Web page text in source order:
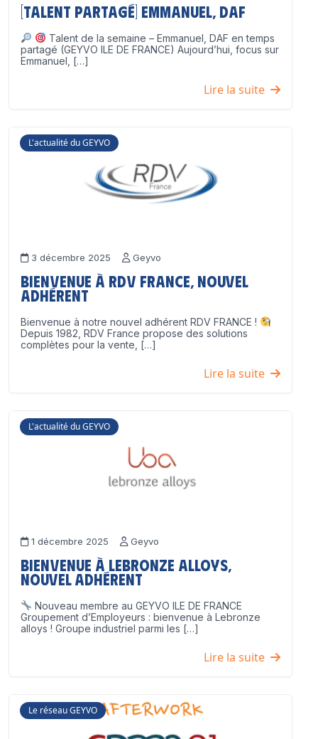
[Talent partagé] Emmanuel, DAF
Talent de la semaine – Emmanuel, DAF en temps
partagé (GEYVO ILE DE FRANCE) Aujourd’hui, focus sur
Emmanuel, […]
Lire la suite
L'actualité du GEYVO
3 décembre 2025 Geyvo
Bienvenue à RDV France, nouvel
adhérent
Bienvenue à notre nouvel adhérent RDV FRANCE !
Depuis 1982, RDV France propose des solutions
complètes pour la vente, […]
Lire la suite
L'actualité du GEYVO
1 décembre 2025 Geyvo
Bienvenue à Lebronze Alloys,
nouvel adhérent
Nouveau membre au GEYVO ILE DE FRANCE
Groupement d’Employeurs : bienvenue à Lebronze
alloys ! Groupe industriel parmi les […]
Lire la suite
Le réseau GEYVO